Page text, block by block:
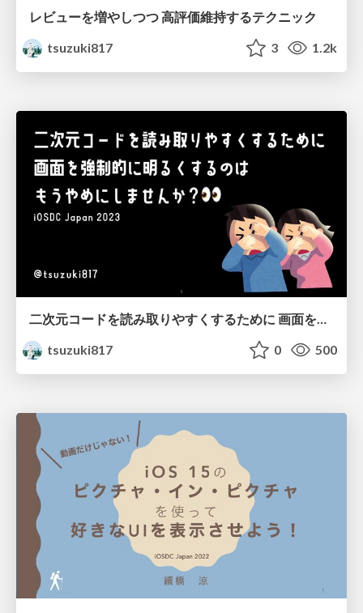
レビューを増やしつつ 高評価維持するテクニック
tsuzuki817
3 1.2k
二次元コードを読み取りやすくするために 画面を強制的に明るくするのは もうやめにしませんか？👀
tsuzuki817
0 500